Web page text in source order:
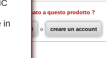
in
Già abbonato a questo prodotto ?
connettersi o creare un account